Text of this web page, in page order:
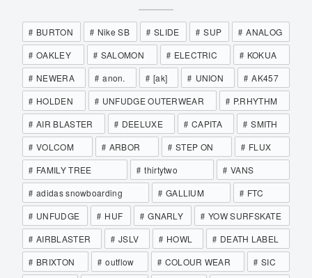
BURTON Nike SB SLIDE SUP
ANALOG
OAKLEY
SALOMON ELECTRIC
KOKUA
NEWERA
anon. [ak] UNION
AK457
HOLDEN
UNFUDGE OUTERWEAR
P.RHYTHM
AIR BLASTER
DEELUXE CAPITA
SMITH
VOLCOM
ARBOR STEP ON
FLUX
FAMILY TREE
thirtytwo
VANS
adidas snowboarding
GALLIUM
FTC
UNFUDGE
HUF GNARLY
YOW SURFSKATE
AIRBLASTER
JSLV HOWL
DEATH LABEL
BRIXTON
outflow COLOUR WEAR
SIC